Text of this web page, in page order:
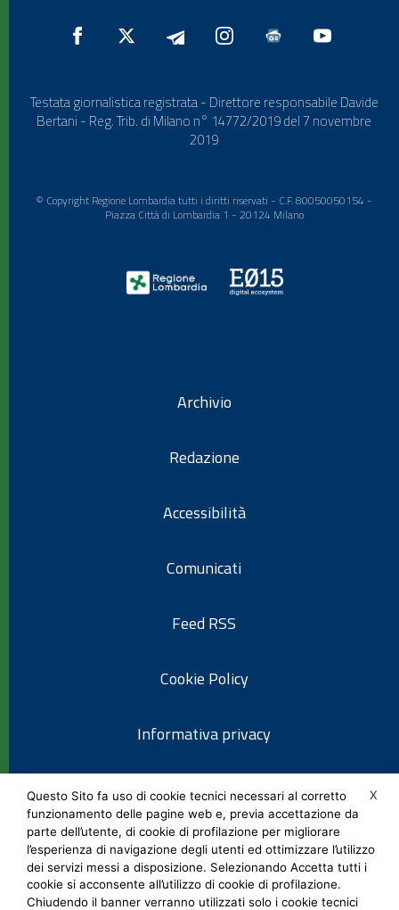
Testata giornalistica registrata - Direttore responsabile Davide
Bertani - Reg. Trib. di Milano n° 14772/2019 del 7 novembre
2019
© Copyright Regione Lombardia tutti i diritti riservati - C.F. 80050050154 -
Piazza Città di Lombardia 1 - 20124 Milano
Archivio
Redazione
Accessibilità
Comunicati
Feed RSS
Cookie Policy
Informativa privacy
Note legali
Social Media Policy
X
Questo Sito fa uso di cookie tecnici necessari al corretto
funzionamento delle pagine web e, previa accettazione da
parte dell’utente, di cookie di profilazione per migliorare
l’esperienza di navigazione degli utenti ed ottimizzare l’utilizzo
dei servizi messi a disposizione. Selezionando Accetta tutti i
cookie si acconsente all’utilizzo di cookie di profilazione.
Chiudendo il banner verranno utilizzati solo i cookie tecnici